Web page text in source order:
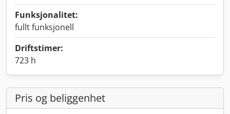
Funksjonalitet:
fullt funksjonell
Driftstimer:
723 h
Pris og beliggenhet